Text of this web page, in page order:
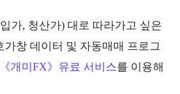
가, 청산가) 대로 따라가고 싶은
가창 데이터 및 자동매매 프로그
《개미FX》유료 서비스를 이용해